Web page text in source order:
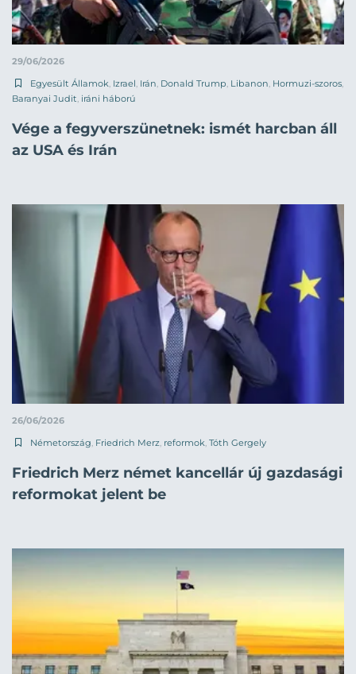
29/06/2026
Egyesült Államok Izrael Irán Donald Trump Libanon Hormuzi-szoros
Baranyai Judit iráni háború
Vége a fegyverszünetnek: ismét harcban áll
az USA és Irán
26/06/2026
Németország, Friedrich Merz, reformok, Tóth Gergely
Friedrich Merz német kancellár új gazdasági
reformokat jelent be